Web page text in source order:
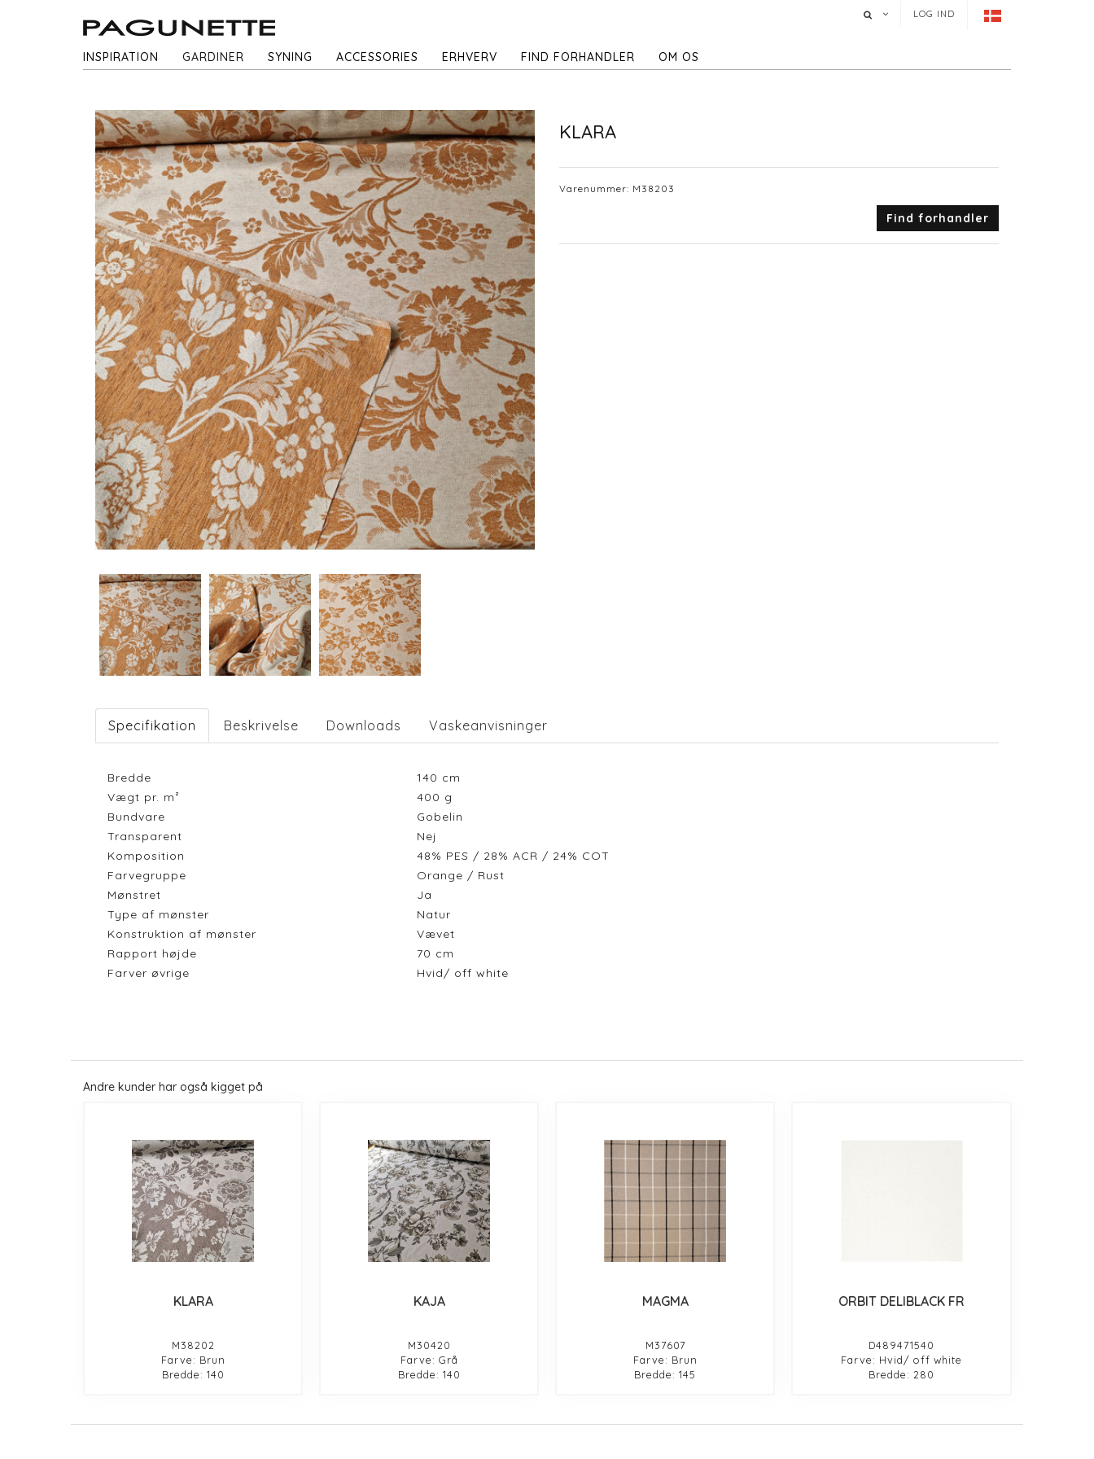
LOG IND
INSPIRATION GARDINER SYNING ACCESSORIES ERHVERV FIND FORHANDLER OM OS
KLARA
Varenummer: M38203
Find forhandler
Specifikation Beskrivelse Downloads Vaskeanvisninger
Bredde 140 cm
Vægt pr. m²
400 g
Bundvare
Gobelin
Transparent
Nej
Komposition
48% PES / 28% ACR / 24% COT
Farvegruppe
Orange / Rust
Mønstret
Ja
Type af mønster
Natur
Konstruktion af mønster
Vævet
Rapport højde
70 cm
Farver øvrige
Hvid/ off white
Andre kunder har også kigget på
KLARA
M38202
Farve: Brun
Bredde: 140
KAJA
M30420
Farve: Grå
Bredde: 140
MAGMA
M37607
Farve: Brun
Bredde: 145
ORBIT DELIBLACK FR
D489471540
Farve: Hvid/ off white
Bredde: 280